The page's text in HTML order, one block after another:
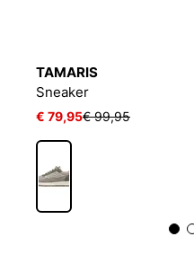
TAMARIS
Sneaker
€ 79,95€ 99,95